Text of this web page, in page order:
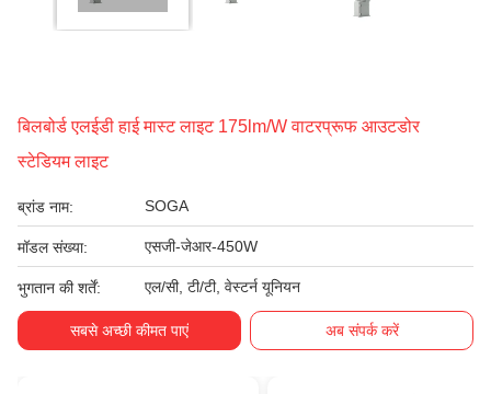
बिलबोर्ड एलईडी हाई मास्ट लाइट 175lm/W वाटरप्रूफ आउटडोर
स्टेडियम लाइट
ब्रांड नाम: SOGA
मॉडल संख्या: एसजी-जेआर-450W
भुगतान की शर्तें: एल/सी, टी/टी, वेस्टर्न यूनियन
सबसे अच्छी कीमत पाएं अब संपर्क करें